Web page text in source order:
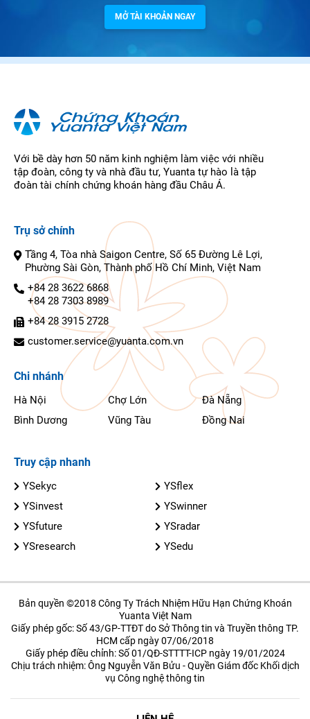
MỞ TÀI KHOẢN NGAY
Với bề dày hơn 50 năm kinh nghiệm làm việc với nhiều
tập đoàn, công ty và nhà đầu tư, Yuanta tự hào là tập
đoàn tài chính chứng khoán hàng đầu Châu Á.
Trụ sở chính
Tầng 4, Tòa nhà Saigon Centre, Số 65 Đường Lê Lợi,
Phường Sài Gòn, Thành phố Hồ Chí Minh, Việt Nam
+84 28 3622 6868
+84 28 7303 8989
+84 28 3915 2728
customer.service@yuanta.com.vn
Chi nhánh
Hà Nội Chợ Lớn
Đà Nẵng
Bình Dương
Vũng Tàu Đồng Nai
Truy cập nhanh
YSekyc
YSflex
YSinvest
YSwinner
YSfuture
YSradar
YSresearch
YSedu
Bản quyền ©2018 Công Ty Trách Nhiệm Hữu Hạn Chứng Khoán
Yuanta Việt Nam
Giấy phép gốc: Số 43/GP-TTĐT do Sở Thông tin và Truyền thông TP.
HCM cấp ngày 07/06/2018
Giấy phép điều chỉnh: Số 01/QĐ-STTTT-ICP ngày 19/01/2024
Chịu trách nhiệm: Ông Nguyễn Văn Bửu - Quyền Giám đốc Khối dịch
vụ Công nghệ thông tin